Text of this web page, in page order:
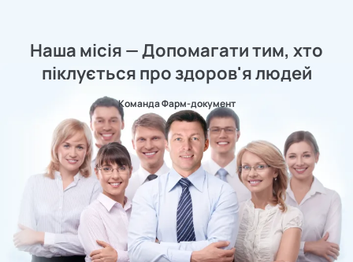
Наша місія — Допомагати тим, хто
піклується про здоров'я людей
Команда Фарм-документ